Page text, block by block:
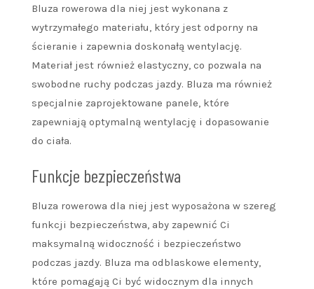
Bluza rowerowa dla niej jest wykonana z
wytrzymałego materiału, który jest odporny na
ścieranie i zapewnia doskonałą wentylację.
Materiał jest również elastyczny, co pozwala na
swobodne ruchy podczas jazdy. Bluza ma również
specjalnie zaprojektowane panele, które
zapewniają optymalną wentylację i dopasowanie
do ciała.
Funkcje bezpieczeństwa
Bluza rowerowa dla niej jest wyposażona w szereg
funkcji bezpieczeństwa, aby zapewnić Ci
maksymalną widoczność i bezpieczeństwo
podczas jazdy. Bluza ma odblaskowe elementy,
które pomagają Ci być widocznym dla innych